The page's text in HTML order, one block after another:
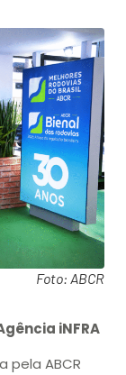
Foto: ABCR
iNFRA
pela ABCR